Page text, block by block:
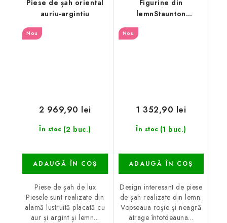
Piese de șah oriental
auriu-argintiu
Nou
În stoc (2 buc.)
2 969,90 lei
ADAUGĂ ÎN COŞ
Piese de șah de lux
Piesele sunt realizate din
alamă lustruită placată cu
aur și argint și lemn...
Figurine din
lemnStaunton
Nou
În stoc (1 buc.)
1 352,90 lei
ADAUGĂ ÎN COŞ
Design interesant de piese
de șah realizate din lemn.
Vopseaua roșie și neagră
atrage întotdeauna...